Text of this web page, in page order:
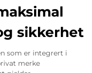
sikkerhet
som er integrert i
merke